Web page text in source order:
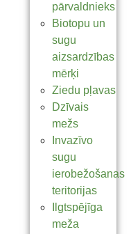
pārvaldnieks
Biotopu un
sugu
aizsardzības
mērķi
Ziedu pļavas
Dzīvais
mežs
Invazīvo
sugu
ierobežošanas
teritorijas
Ilgtspējīga
meža